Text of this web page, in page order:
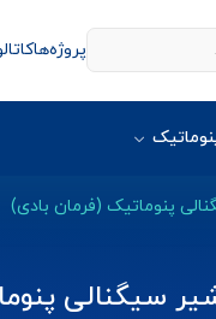
پروژه‌ها
پنوماتیک (فرمان بادی)
سیگنالی